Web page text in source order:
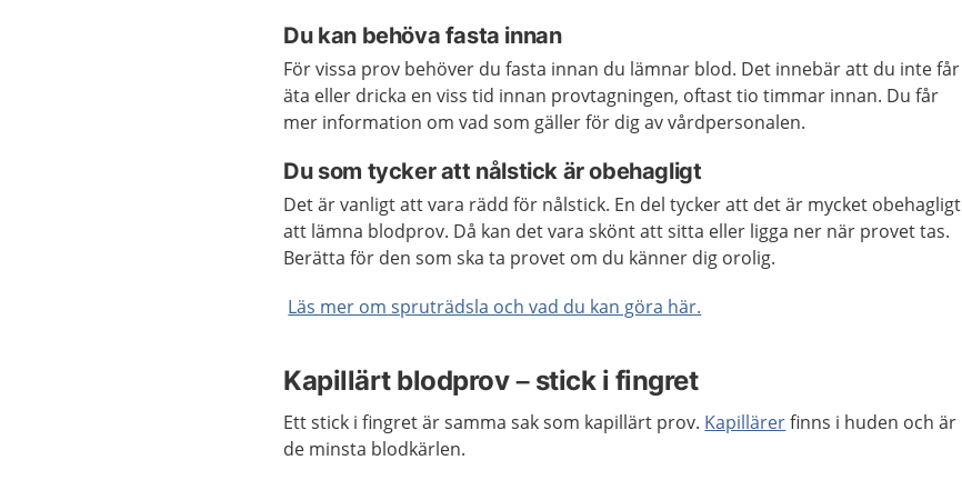
Du kan behöva fasta innan
För vissa prov behöver du fasta innan du lämnar blod. Det innebär att du inte får
äta eller dricka en viss tid innan provtagningen, oftast tio timmar innan. Du får
mer information om vad som gäller för dig av vårdpersonalen.
Du som tycker att nålstick är obehagligt
Det är vanligt att vara rädd för nålstick. En del tycker att det är mycket obehagligt
att lämna blodprov. Då kan det vara skönt att sitta eller ligga ner när provet tas.
Berätta för den som ska ta provet om du känner dig orolig.
Läs mer om spruträdsla och vad du kan göra här.
Kapillärt blodprov – stick i fingret
Ett stick i fingret är samma sak som kapillärt prov. Kapillärerfinns i huden och är
de minsta blodkärlen.